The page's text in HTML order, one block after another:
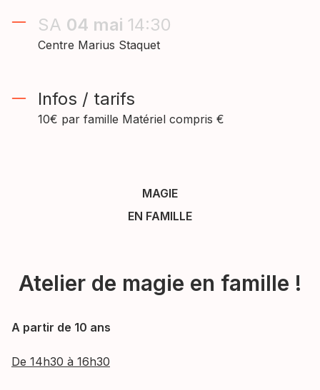
SA 04 mai 14:30
Centre Marius Staquet
Infos / tarifs
10€ par famille Matériel compris €
MAGIE
EN FAMILLE
Atelier de magie en famille !
A partir de 10 ans
De 14h30 à 16h30